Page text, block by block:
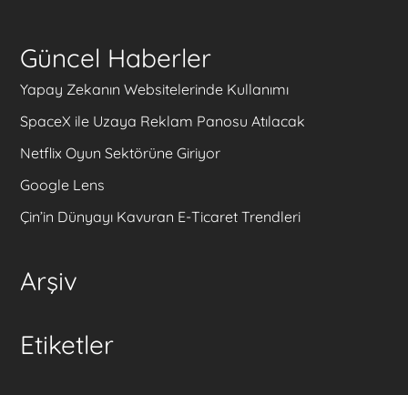
Güncel Haberler
Yapay Zekanın Websitelerinde Kullanımı
SpaceX ile Uzaya Reklam Panosu Atılacak
Netflix Oyun Sektörüne Giriyor
Google Lens
Çin’in Dünyayı Kavuran E-Ticaret Trendleri
Arşiv
Etiketler